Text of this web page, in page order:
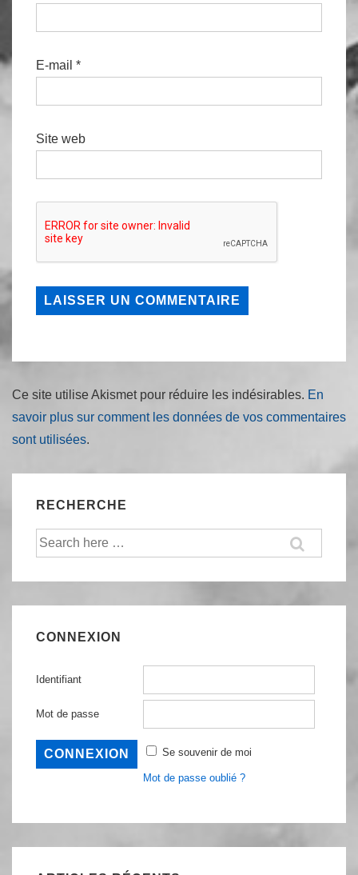
E-mail *
Site web
Ce site utilise Akismet pour réduire les indésirables. En
savoir plus sur comment les données de vos commentaires
sont utilisées.
RECHERCHE
Recherche
CONNEXION
Identifiant
Mot de passe
Se souvenir de moi
Mot de passe oublié ?